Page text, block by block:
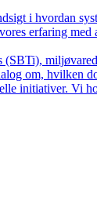
i hvordan
erfaring med
(SBTi),
om, hvilken
initiativer. Vi